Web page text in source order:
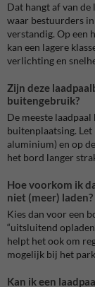
Dat hangt af van
waar bestuurders
verstandig. Op een
kan een lagere
verlichting en
Zijn deze
buitengebruik?
De meeste
buitenplaatsing.
aluminium) en op
het bord langer
Hoe voorkom ik
niet (meer) laden?
Kies dan voor een
“uitsluitend
helpt het ook om
mogelijk bij het
Kan ik een